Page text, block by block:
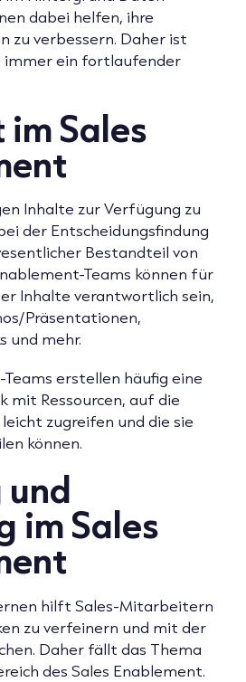
dabei helfen, ihre
zu verbessern. Daher ist
immer ein fortlaufender
Sales
Inhalte zur Verfügung zu
der Entscheidungsfindung
Bestandteil von
Teams können für
Inhalte verantwortlich sein,
Präsentationen,
und mehr.
erstellen häufig eine
mit Ressourcen, auf die
zugreifen und die sie
können.
im Sales
hilft Sales-Mitarbeitern
zu verfeinern und mit der
Daher fällt das Thema
des Sales Enablement.